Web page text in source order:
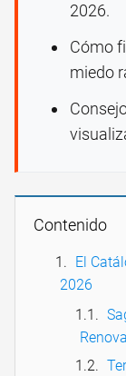
2026.
Cómo
miedo
Contenido
El
2026